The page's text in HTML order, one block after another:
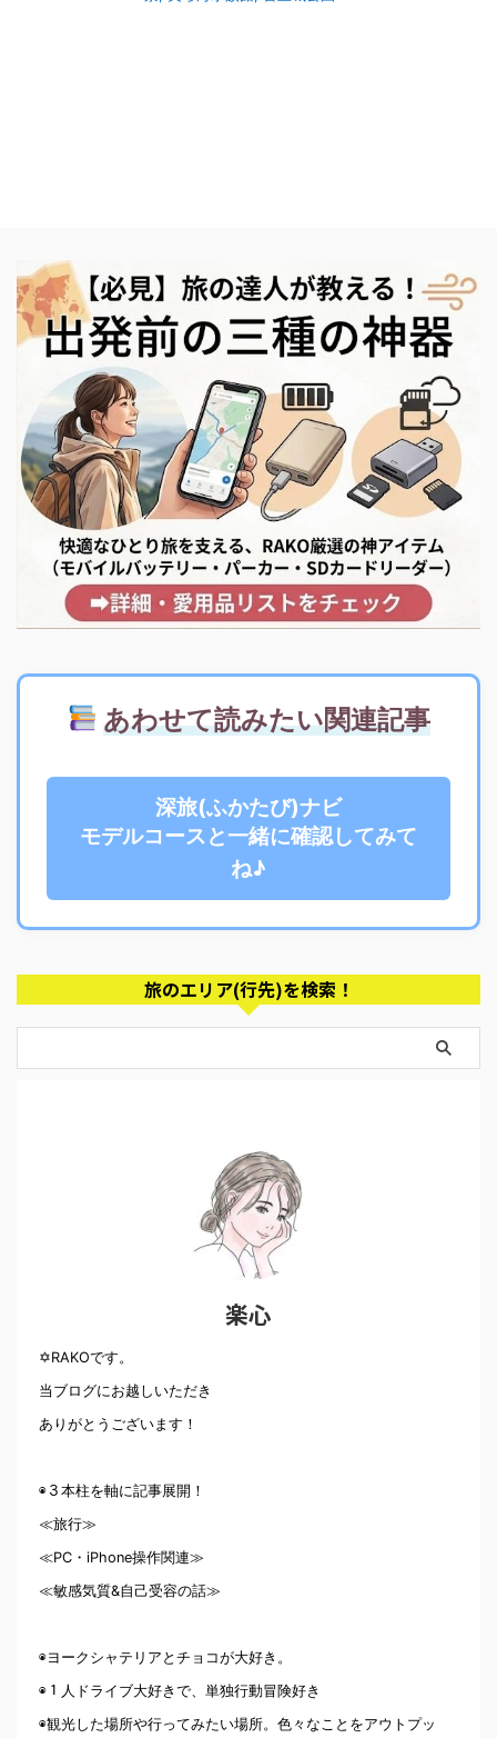
あわせて読みたい関連記事
深旅(ふかたび)ナビ
モデルコースと一緒に確認してみて
ね♪
旅のエリア(行先)を検索！
楽心
✡RAKOです。
当ブログにお越しいただき
ありがとうございます！
◉３本柱を軸に記事展開！
≪旅行≫
≪PC・iPhone操作関連≫
≪敏感気質&自己受容の話≫
◉ヨークシャテリアとチョコが大好き。
◉１人ドライブ大好きで、単独行動冒険好き
◉観光した場所や行ってみたい場所。色々なことをアウトプッ